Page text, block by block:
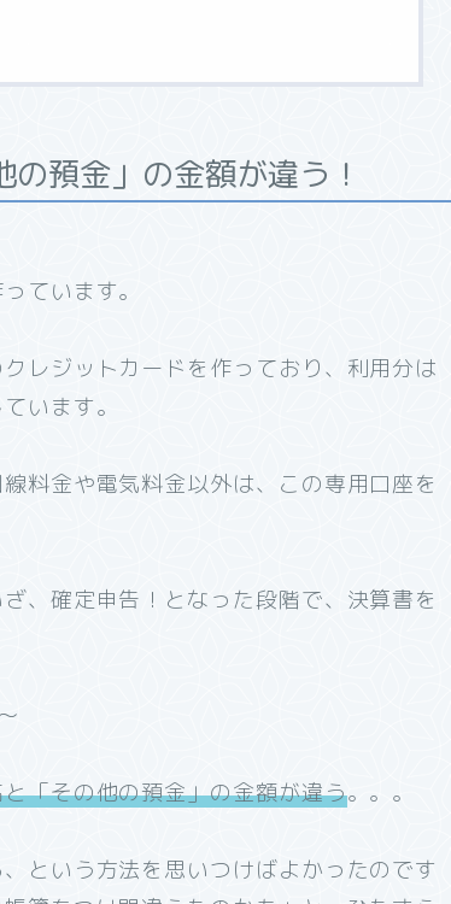
預金」の金額が違う！
ています。
レジットカードを作っており、利用分は
います。
料金や電気料金以外は、この専用口座を
、確定申告！となった段階で、決算書を
「その他の預金」の金額が違う。。。
という方法を思いつけばよかったのです